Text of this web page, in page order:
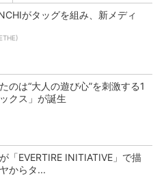
がタッグを組み、新メディ
のは“大人の遊び心”を刺激する1
クス」が誕生
「EVERTIRE INITIATIVE」で描
からタ...